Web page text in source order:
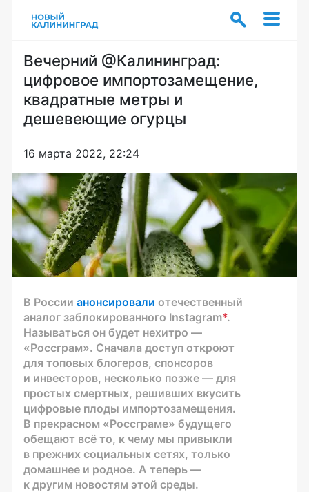
Вечерний @Калининград:
цифровое импортозамещение,
квадратные метры и
дешевеющие огурцы
16 марта 2022, 22:24
В России анонсировали отечественный
аналог заблокированного Instagram*.
Называться он будет нехитро —
«Россграм». Сначала доступ откроют
для топовых блогеров, спонсоров
и инвесторов, несколько позже — для
простых смертных, решивших вкусить
цифровые плоды импортозамещения.
В прекрасном «Россграме» будущего
обещают всё то, к чему мы привыкли
в прежних социальных сетях, только
домашнее и родное. А теперь —
к другим новостям этой среды.